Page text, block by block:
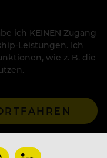
ich KEINEN Zugang
Leistungen. Ich
wie z. B. die